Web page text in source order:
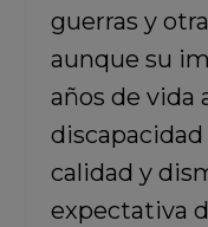
guerras y
aunque su
años de vida
discapacidad
calidad y
expectativa